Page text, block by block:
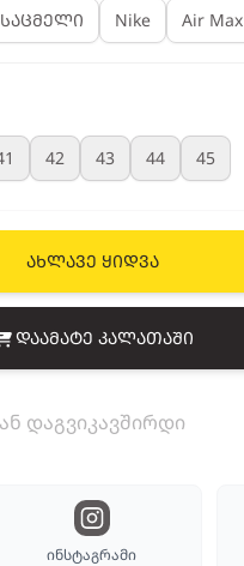
Nike Air Max
42 43 44 45
ახლავე ყიდვა
View cart
დაამატე კალათაში
ან დაგვიკავშირდი
ინსტაგრამი